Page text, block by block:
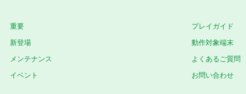
重要
新登場
メンテナンス
イベント
プレイガイド
動作対象端末
よくあるご質問
お問い合わせ